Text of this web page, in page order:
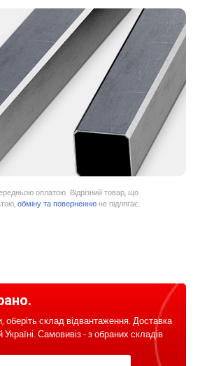
оплатою. Відрізний товар, що
обміну та поверненню не підлягає.
оберіть склад відвантаження. Доставка
Україні. Самовивіз - з обраних складів